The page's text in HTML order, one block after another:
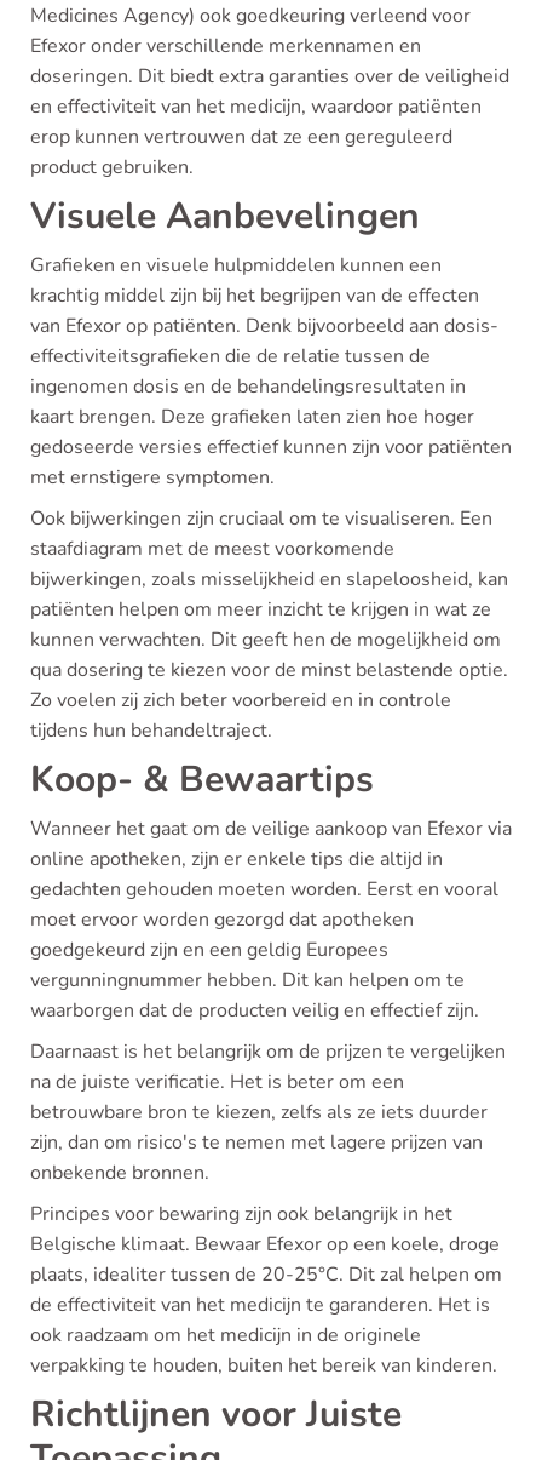
Medicines Agency) ook goedkeuring verleend voor
Efexor onder verschillende merkennamen en
doseringen. Dit biedt extra garanties over de veiligheid
en effectiviteit van het medicijn, waardoor patiënten
erop kunnen vertrouwen dat ze een gereguleerd
product gebruiken.
Visuele Aanbevelingen
Grafieken en visuele hulpmiddelen kunnen een
krachtig middel zijn bij het begrijpen van de effecten
van Efexor op patiënten. Denk bijvoorbeeld aan dosis-
effectiviteitsgrafieken die de relatie tussen de
ingenomen dosis en de behandelingsresultaten in
kaart brengen. Deze grafieken laten zien hoe hoger
gedoseerde versies effectief kunnen zijn voor patiënten
met ernstigere symptomen.
Ook bijwerkingen zijn cruciaal om te visualiseren. Een
staafdiagram met de meest voorkomende
bijwerkingen, zoals misselijkheid en slapeloosheid, kan
patiënten helpen om meer inzicht te krijgen in wat ze
kunnen verwachten. Dit geeft hen de mogelijkheid om
qua dosering te kiezen voor de minst belastende optie.
Zo voelen zij zich beter voorbereid en in controle
tijdens hun behandeltraject.
Koop- & Bewaartips
Wanneer het gaat om de veilige aankoop van Efexor via
online apotheken, zijn er enkele tips die altijd in
gedachten gehouden moeten worden. Eerst en vooral
moet ervoor worden gezorgd dat apotheken
goedgekeurd zijn en een geldig Europees
vergunningnummer hebben. Dit kan helpen om te
waarborgen dat de producten veilig en effectief zijn.
Daarnaast is het belangrijk om de prijzen te vergelijken
na de juiste verificatie. Het is beter om een
betrouwbare bron te kiezen, zelfs als ze iets duurder
zijn, dan om risico's te nemen met lagere prijzen van
onbekende bronnen.
Principes voor bewaring zijn ook belangrijk in het
Belgische klimaat. Bewaar Efexor op een koele, droge
plaats, idealiter tussen de 20-25°C. Dit zal helpen om
de effectiviteit van het medicijn te garanderen. Het is
ook raadzaam om het medicijn in de originele
verpakking te houden, buiten het bereik van kinderen.
Richtlijnen voor Juiste